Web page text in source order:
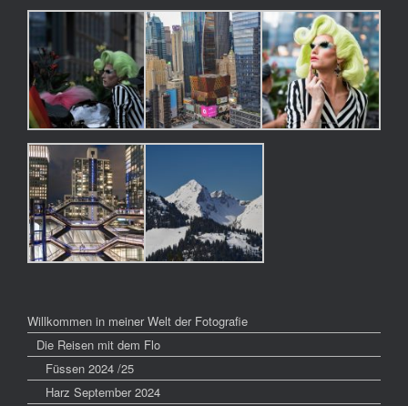
Willkommen in meiner Welt der Fotografie
Die Reisen mit dem Flo
Füssen 2024 /25
Harz September 2024